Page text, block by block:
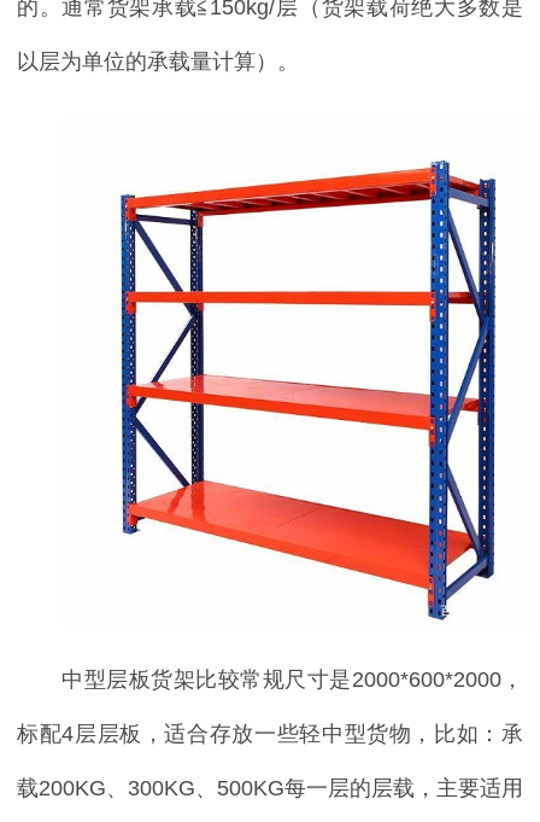
的。通常货架承载≦150kg/层（货架载荷绝大多数是
以层为单位的承载量计算）。
中型层板货架比较常规尺寸是2000*600*2000，
标配4层层板，适合存放一些轻中型货物，比如：承
载200KG、300KG、500KG每一层的层载，主要适用